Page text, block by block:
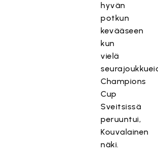
hyvän
potkun
kevääseen
kun
vielä
Champions
Cup
Sveitsissä
peruuntui,
Kouvalainen
näki.
T
ä
m
ä
s
ä